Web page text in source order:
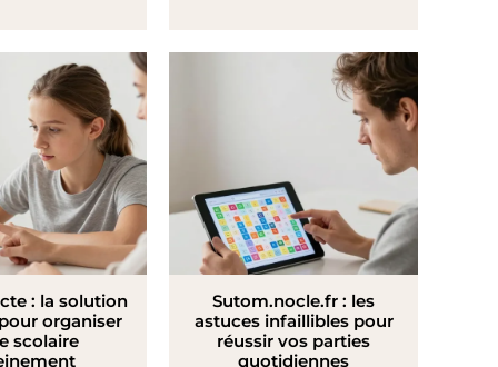
: la solution
organiser
scolaire
Sutom.nocle.fr : les
astuces infaillibles pour
réussir vos parties
quotidiennes